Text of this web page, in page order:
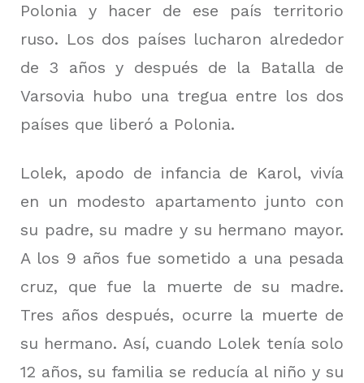
Polonia y hacer de ese país territorio
ruso. Los dos países lucharon alrededor
de 3 años y después de la Batalla de
Varsovia hubo una tregua entre los dos
países que liberó a Polonia.
Lolek, apodo de infancia de Karol, vivía
en un modesto apartamento junto con
su padre, su madre y su hermano mayor.
A los 9 años fue sometido a una pesada
cruz, que fue la muerte de su madre.
Tres años después, ocurre la muerte de
su hermano. Así, cuando Lolek tenía solo
12 años, su familia se reducía al niño y su